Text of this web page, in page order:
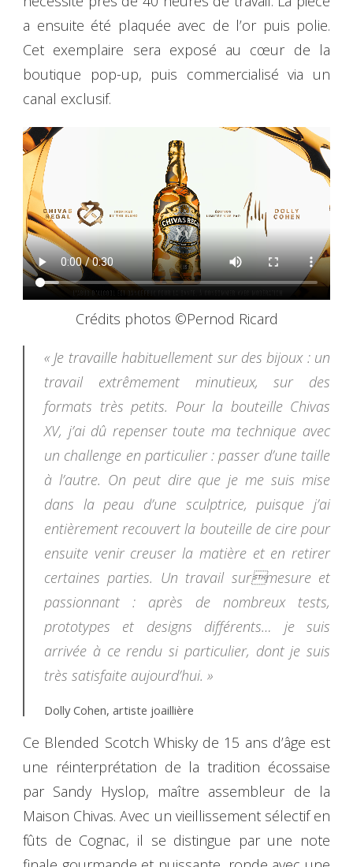
a ensuite été plaquée avec de l’or puis polie.
Cet exemplaire sera exposé au cœur de la
boutique pop-up, puis commercialisé via un
canal exclusif.
Crédits photos ©Pernod Ricard
« Je travaille habituellement sur des bijoux : un
travail extrêmement minutieux, sur des
formats très petits. Pour la bouteille Chivas
XV, j’ai dû repenser toute ma technique avec
un challenge en particulier : passer d’une taille
à l’autre. On peut dire que je me suis mise
dans la peau d’une sculptrice, puisque j’ai
entièrement recouvert la bouteille de cire pour
ensuite venir creuser la matière et en retirer
certaines parties. Un travail surmesure et
passionnant : après de nombreux tests,
prototypes et designs différents… je suis
arrivée à ce rendu si particulier, dont je suis
très satisfaite aujourd’hui. »
Dolly Cohen, artiste joaillière
Ce Blended Scotch Whisky de 15 ans d’âge est
une réinterprétation de la tradition écossaise
par Sandy Hyslop, maître assembleur de la
Maison Chivas. Avec un vieillissement sélectif en
fûts de Cognac, il se distingue par une note